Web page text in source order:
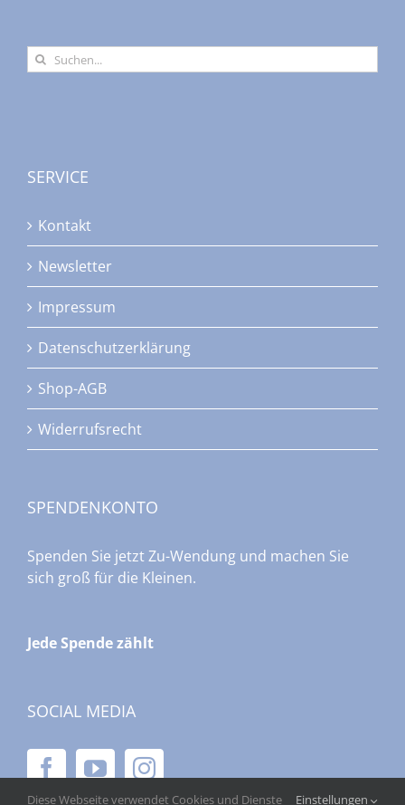
Suche
nach:
SERVICE
Kontakt
Newsletter
Impressum
Datenschutzerklärung
Shop-AGB
Widerrufsrecht
SPENDENKONTO
Spenden Sie jetzt Zu-Wendung und machen Sie
sich groß für die Kleinen.
Jede Spende zählt
SOCIAL MEDIA
Diese Webseite verwendet Cookies und Dienste Einstellungen